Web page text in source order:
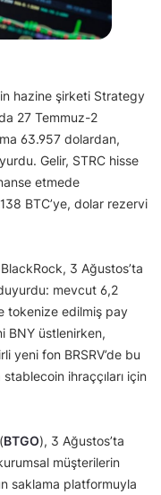
hazine şirketi Strategy
27 Temmuz-2
63.957 dolardan,
Gelir, STRC hisse
etmede
BTC’ye, dolar rezervi
3 Ağustos’ta
mevcut 6,2
tokenize edilmiş pay
BNY üstlenirken,
yeni fon BRSRV’de bu
ihraççıları için
BTGO), 3 Ağustos’ta
müşterilerin
saklama platformuyla